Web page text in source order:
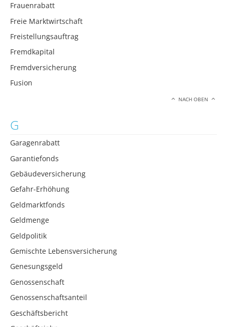
Frauenrabatt
Freie Marktwirtschaft
Freistellungsauftrag
Fremdkapital
Fremdversicherung
Fusion
NACH OBEN
G
Garagenrabatt
Garantiefonds
Gebäudeversicherung
Gefahr-Erhöhung
Geldmarktfonds
Geldmenge
Geldpolitik
Gemischte Lebensversicherung
Genesungsgeld
Genossenschaft
Genossenschaftsanteil
Geschäftsbericht